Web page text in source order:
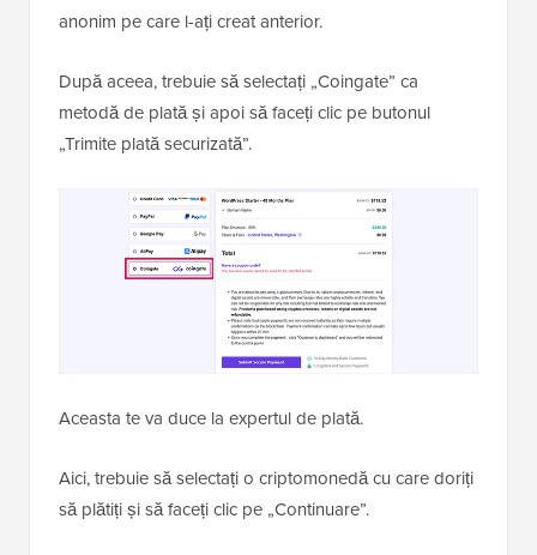
anonim pe care l-ați creat anterior.
După aceea, trebuie să selectați „Coingate” ca
metodă de plată și apoi să faceți clic pe butonul
„Trimite plată securizată”.
Aceasta te va duce la expertul de plată.
Aici, trebuie să selectați o criptomonedă cu care doriți
să plătiți și să faceți clic pe „Continuare”.